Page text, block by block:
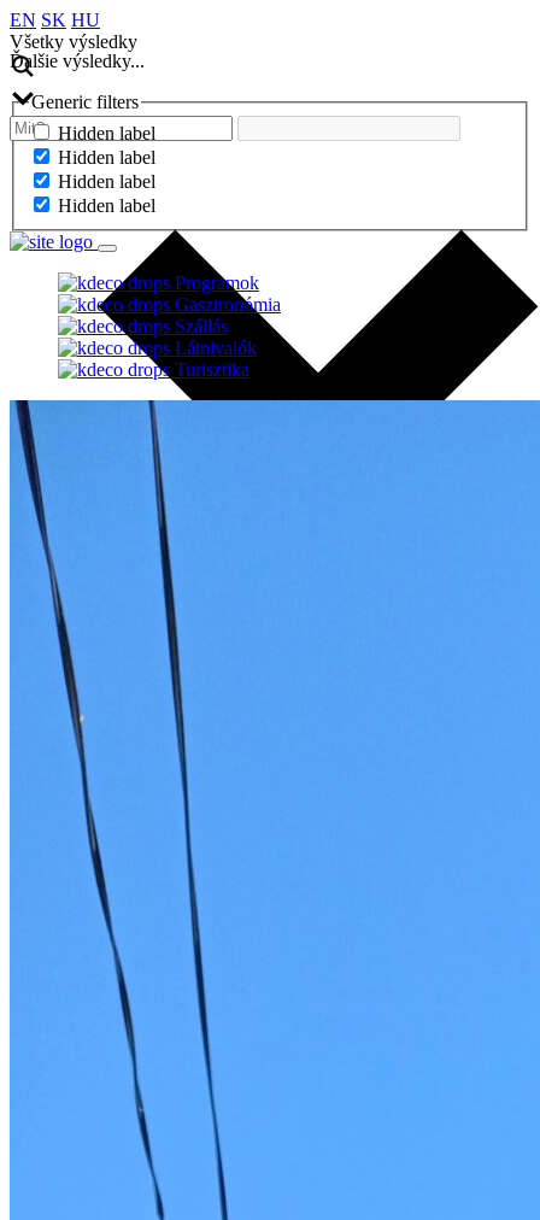
EN SK HU
Všetky výsledky
Ďalšie výsledky...
Generic filters
Hidden label
Hidden label
Hidden label
Hidden label
Programok
Gasztronómia
Szállás
Látnivalók
Turisztika